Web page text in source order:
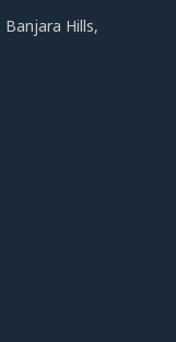
Hills,